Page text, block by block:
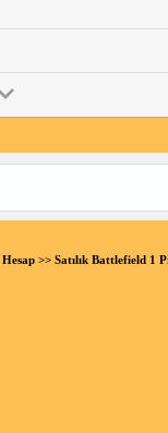
Hesap>> Satılık Battlefield 1